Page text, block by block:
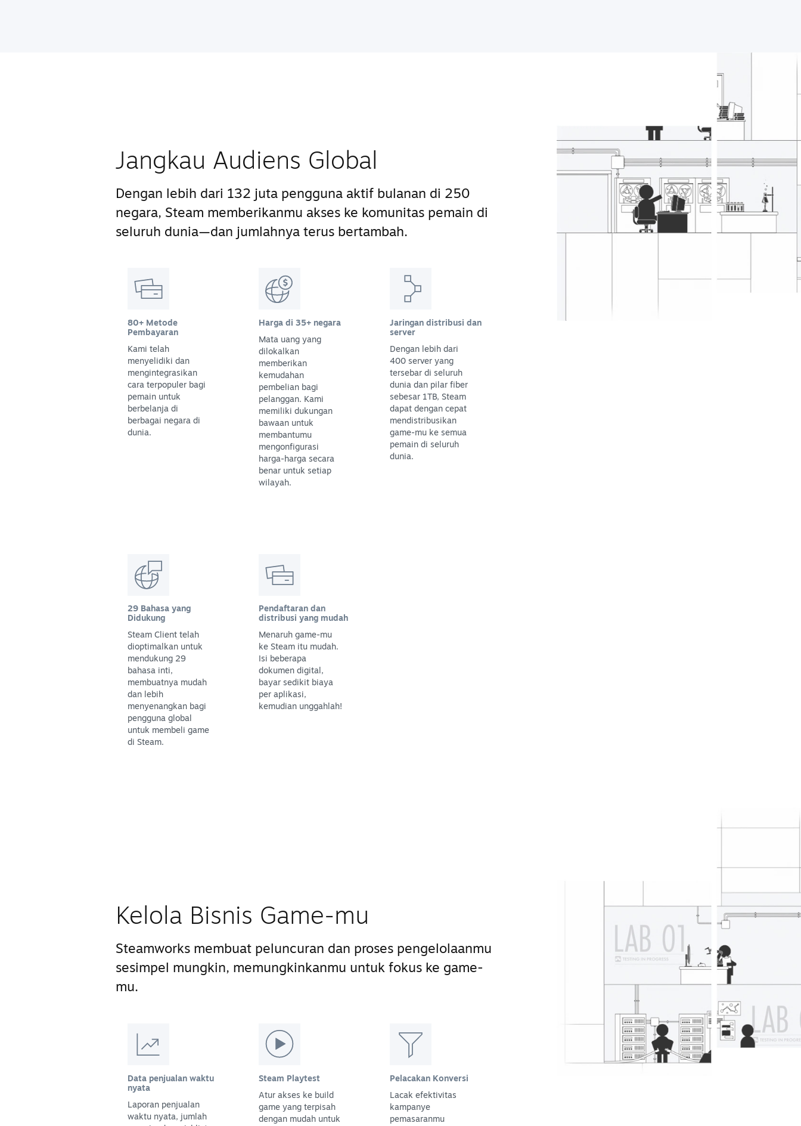
Jangkau Audiens Global
Dengan lebih dari 132 juta pengguna aktif bulanan di 250
negara, Steam memberikanmu akses ke komunitas pemain di
seluruh dunia—dan jumlahnya terus bertambah.
80+ Metode
Pembayaran
Kami telah
menyelidiki dan
mengintegrasikan
cara terpopuler bagi
pemain untuk
berbelanja di
berbagai negara di
dunia.
Harga di 35+ negara
Mata uang yang
dilokalkan
memberikan
kemudahan
pembelian bagi
pelanggan. Kami
memiliki dukungan
bawaan untuk
membantumu
mengonfigurasi
harga-harga secara
benar untuk setiap
wilayah.
Jaringan distribusi dan
server
Dengan lebih dari
400 server yang
tersebar di seluruh
dunia dan pilar fiber
sebesar 1TB, Steam
dapat dengan cepat
mendistribusikan
game-mu ke semua
pemain di seluruh
dunia.
29 Bahasa yang
Didukung
Steam Client telah
dioptimalkan untuk
mendukung 29
bahasa inti,
membuatnya mudah
dan lebih
menyenangkan bagi
pengguna global
untuk membeli game
di Steam.
Pendaftaran dan
distribusi yang mudah
Menaruh game-mu
ke Steam itu mudah.
Isi beberapa
dokumen digital,
bayar sedikit biaya
per aplikasi,
kemudian unggahlah!
Kelola Bisnis Game-mu
Steamworks membuat peluncuran dan proses pengelolaanmu
sesimpel mungkin, memungkinkanmu untuk fokus ke game-
mu.
Data penjualan waktu
nyata
Laporan penjualan
waktu nyata, jumlah
Steam Playtest
Atur akses ke build
game yang terpisah
dengan mudah untuk
Pelacakan Konversi
Lacak efektivitas
kampanye
pemasaranmu